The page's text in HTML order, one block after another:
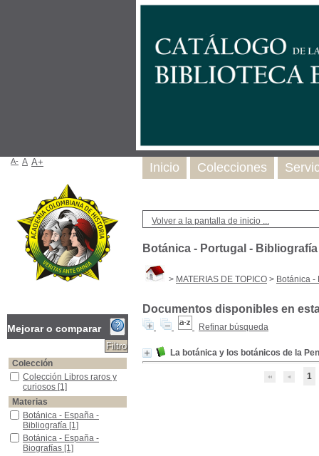
Volver a la pantalla de inicio ...
Botánica - Portugal - Bibliografía
> MATERIAS DE TOPICO > Botánica -
Documentos disponibles en
Refinar búsqueda
La botánica y los botánicos de la
1
Inicio Colecciones
A- A A+
Mejorar o comparar
Colección
Colección Libros raros y curiosos
Colección Libros raros y
curiosos [1]
Materias
Botánica - España - Bibliografía
Botánica - España -
Bibliografía [1]
Botánica - España - Biografías
Botánica - España -
Biografías [1]